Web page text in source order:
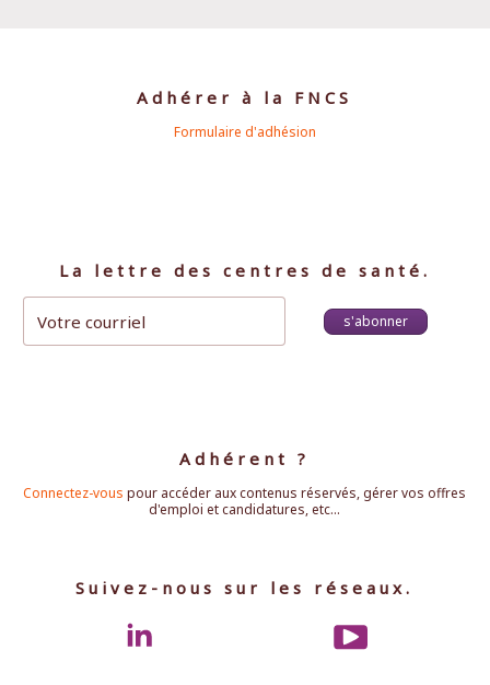
Adhérer à la FNCS
Formulaire d'adhésion
La lettre des centres de santé.
s'abonner
Adhérent ?
Connectez-vous pour accéder aux contenus réservés, gérer vos offres
d'emploi et candidatures, etc...
Suivez-nous sur les réseaux.